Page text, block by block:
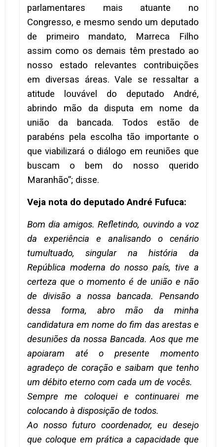
parlamentares mais atuante no
Congresso, e mesmo sendo um deputado
de primeiro mandato, Marreca Filho
assim como os demais têm prestado ao
nosso estado relevantes contribuições
em diversas áreas. Vale se ressaltar a
atitude louvável do deputado André,
abrindo mão da disputa em nome da
união da bancada. Todos estão de
parabéns pela escolha tão importante o
que viabilizará o diálogo em reuniões que
buscam o bem do nosso querido
Maranhão”; disse.
Veja nota do deputado André Fufuca:
Bom dia amigos. Refletindo, ouvindo a voz
da experiência e analisando o cenário
tumultuado, singular na história da
República moderna do nosso país, tive a
certeza que o momento é de união e não
de divisão a nossa bancada. Pensando
dessa forma, abro mão da minha
candidatura em nome do fim das arestas e
desuniões da nossa Bancada. Aos que me
apoiaram até o presente momento
agradeço de coração e saibam que tenho
um débito eterno com cada um de vocês.
Sempre me coloquei e continuarei me
colocando à disposição de todos.
Ao nosso futuro coordenador, eu desejo
que coloque em prática a capacidade que